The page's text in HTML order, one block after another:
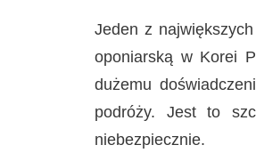
Jeden z
oponiarską w Korei
dużemu
podróży. Jest to
niebezpiecznie.